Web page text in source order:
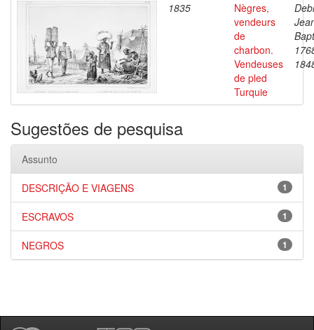
1835
Nègres,
vendeurs
de
charbon.
Vendeuses
de pled
Turquie
Sugestões de pesquisa
Assunto
1
DESCRIÇÃO E VIAGENS
1
ESCRAVOS
1
NEGROS